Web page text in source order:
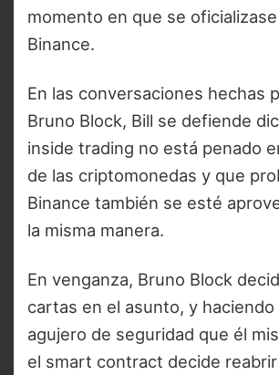
momento en que se
Binance.
En las conversaciones hechas
Bruno Block, Bill se defiende
inside trading no está penado
de las criptomonedas y que
Binance también se esté
la misma manera.
En venganza, Bruno Block
cartas en el asunto, y haciendo
agujero de seguridad que él
el smart contract decide